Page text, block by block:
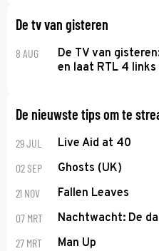
De tv van gisteren
8 AUG
De TV van
en laat RTL 4 links
De nieuwste tips om te
29 JUL Live Aid at 40
02 SEP Ghosts (UK)
21 NOV Fallen Leaves
07 MRT Nachtwacht: De
27 MRT Man Up